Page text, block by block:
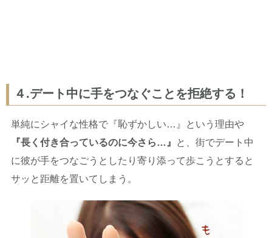
４.デート中に手をつなぐことを拒絶する！
単純にシャイな性格で『恥ずかしい…』という理由や
『長く付き合っているのに今さら…』
と、街でデート中
に彼が手をつなごうとしたり寄り添って歩こうとすると
サッと距離を置いてしまう。